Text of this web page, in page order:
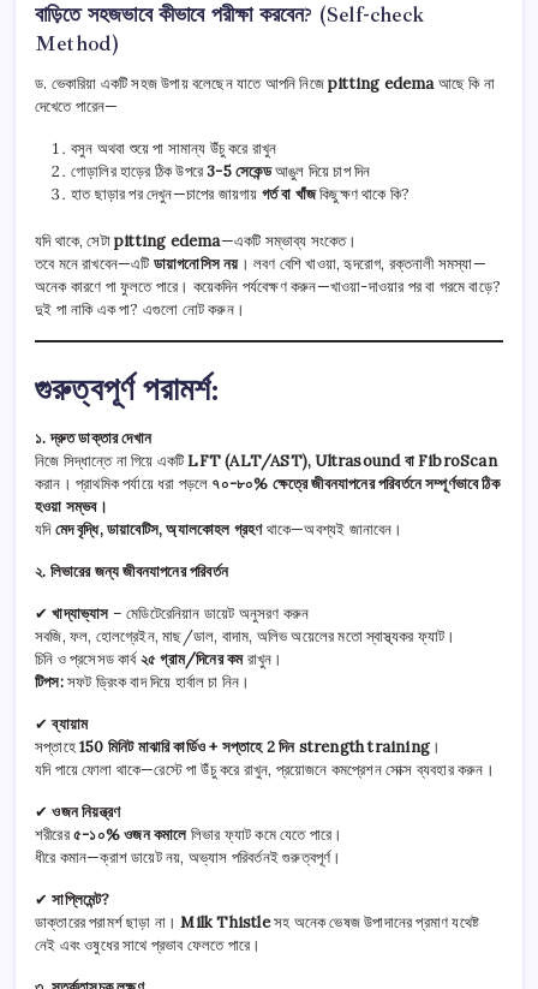
বাড়িতে সহজভাবে কীভাবে পরীক্ষা করবেন? (Self-check
Method)
ড. ভেকারিয়া একটি সহজ উপায় বলেছেন যাতে আপনি নিজেpitting edemaআছে কি না
দেখেতে পারেন—
বসুন অথবা শুয়ে পা সামান্য উঁচু করে রাখুন
গোড়ালির হাড়ের ঠিক উপরে3-5 সেকেন্ডআঙুল দিয়ে চাপ দিন
হাত ছাড়ার পর দেখুন—চাপের জায়গায় গর্ত বা খাঁজকিছুক্ষণ থাকে কি?
যদি থাকে, সেটাpitting edema—একটি সম্ভাব্য সংকেত।
তবে মনে রাখবেন—এটি ডায়াগনোসিস নয়। লবণ বেশি খাওয়া, হৃদরোগ, রক্তনালী সমস্যা—
অনেক কারণে পা ফুলতে পারে। কয়েকদিন পর্যবেক্ষণ করুন—খাওয়া-দাওয়ার পর বা গরমে বাড়ে?
দুই পা নাকি এক পা? এগুলো নোট করুন।
গুরুত্বপূর্ণ পরামর্শ:
১. দ্রুত ডাক্তার দেখান
নিজে সিদ্ধান্তে না গিয়ে একটিLFT (ALT/AST), Ultrasound বা FibroScan
করান। প্রাথমিক পর্যায়ে ধরা পড়লে ৭০-৮০% ক্ষেত্রে জীবনযাপনের পরিবর্তনে সম্পূর্ণভাবে ঠিক
হওয়া সম্ভব।
যদিমেদ বৃদ্ধি, ডায়াবেটিস, অ্যালকোহল গ্রহণথাকে—অবশ্যই জানাবেন।
২. লিভারের জন্য জীবনযাপনের পরিবর্তন
✔খাদ্যাভ্যাস– মেডিটেরেনিয়ান ডায়েট অনুসরণ করুন
সবজি, ফল, হোলগ্রেইন, মাছ/ডাল, বাদাম, অলিভ অয়েলের মতো স্বাস্থ্যকর ফ্যাট।
চিনি ও প্রসেসড কার্ব২৫ গ্রাম/দিনের কমরাখুন।
টিপস:সফট ড্রিংক বাদ দিয়ে হার্বাল চা নিন।
✔ব্যায়াম
সপ্তাহে150 মিনিট মাঝারি কার্ডিও + সপ্তাহে 2 দিন strength training ।
যদি পায়ে ফোলা থাকে—রেস্টে পা উঁচু করে রাখুন, প্রয়োজনে কমপ্রেশন সোক্স ব্যবহার করুন।
✔ওজন নিয়ন্ত্রণ
শরীরের৫-১০% ওজন কমালেলিভার ফ্যাট কমে যেতে পারে।
ধীরে কমান—ক্রাশ ডায়েট নয়, অভ্যাস পরিবর্তনই গুরুত্বপূর্ণ।
✔সাপ্লিমেন্ট?
ডাক্তারের পরামর্শ ছাড়া না।Milk Thistleসহ অনেক ভেষজ উপাদানের প্রমাণ যথেষ্ট
নেই এবং ওষুধের সাথে প্রভাব ফেলতে পারে।